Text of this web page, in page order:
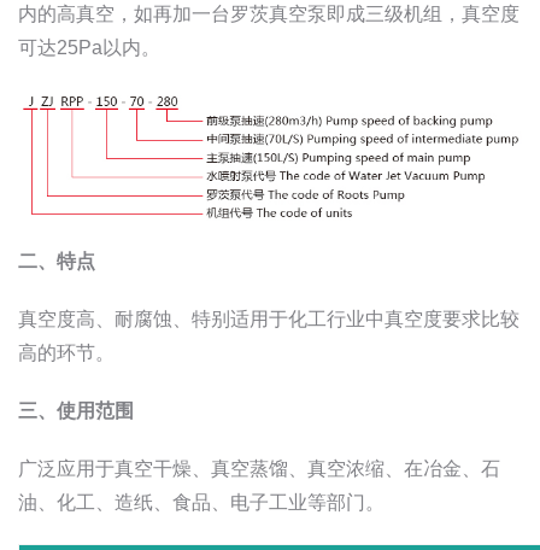
内的高真空，如再加一台罗茨真空泵即成三级机组，真空度
可达25Pa以内。
二、特点
真空度高、耐腐蚀、特别适用于化工行业中真空度要求比较
高的环节。
三、使用范围
广泛应用于真空干燥、真空蒸馏、真空浓缩、在冶金、石
油、化工、造纸、食品、电子工业等部门。